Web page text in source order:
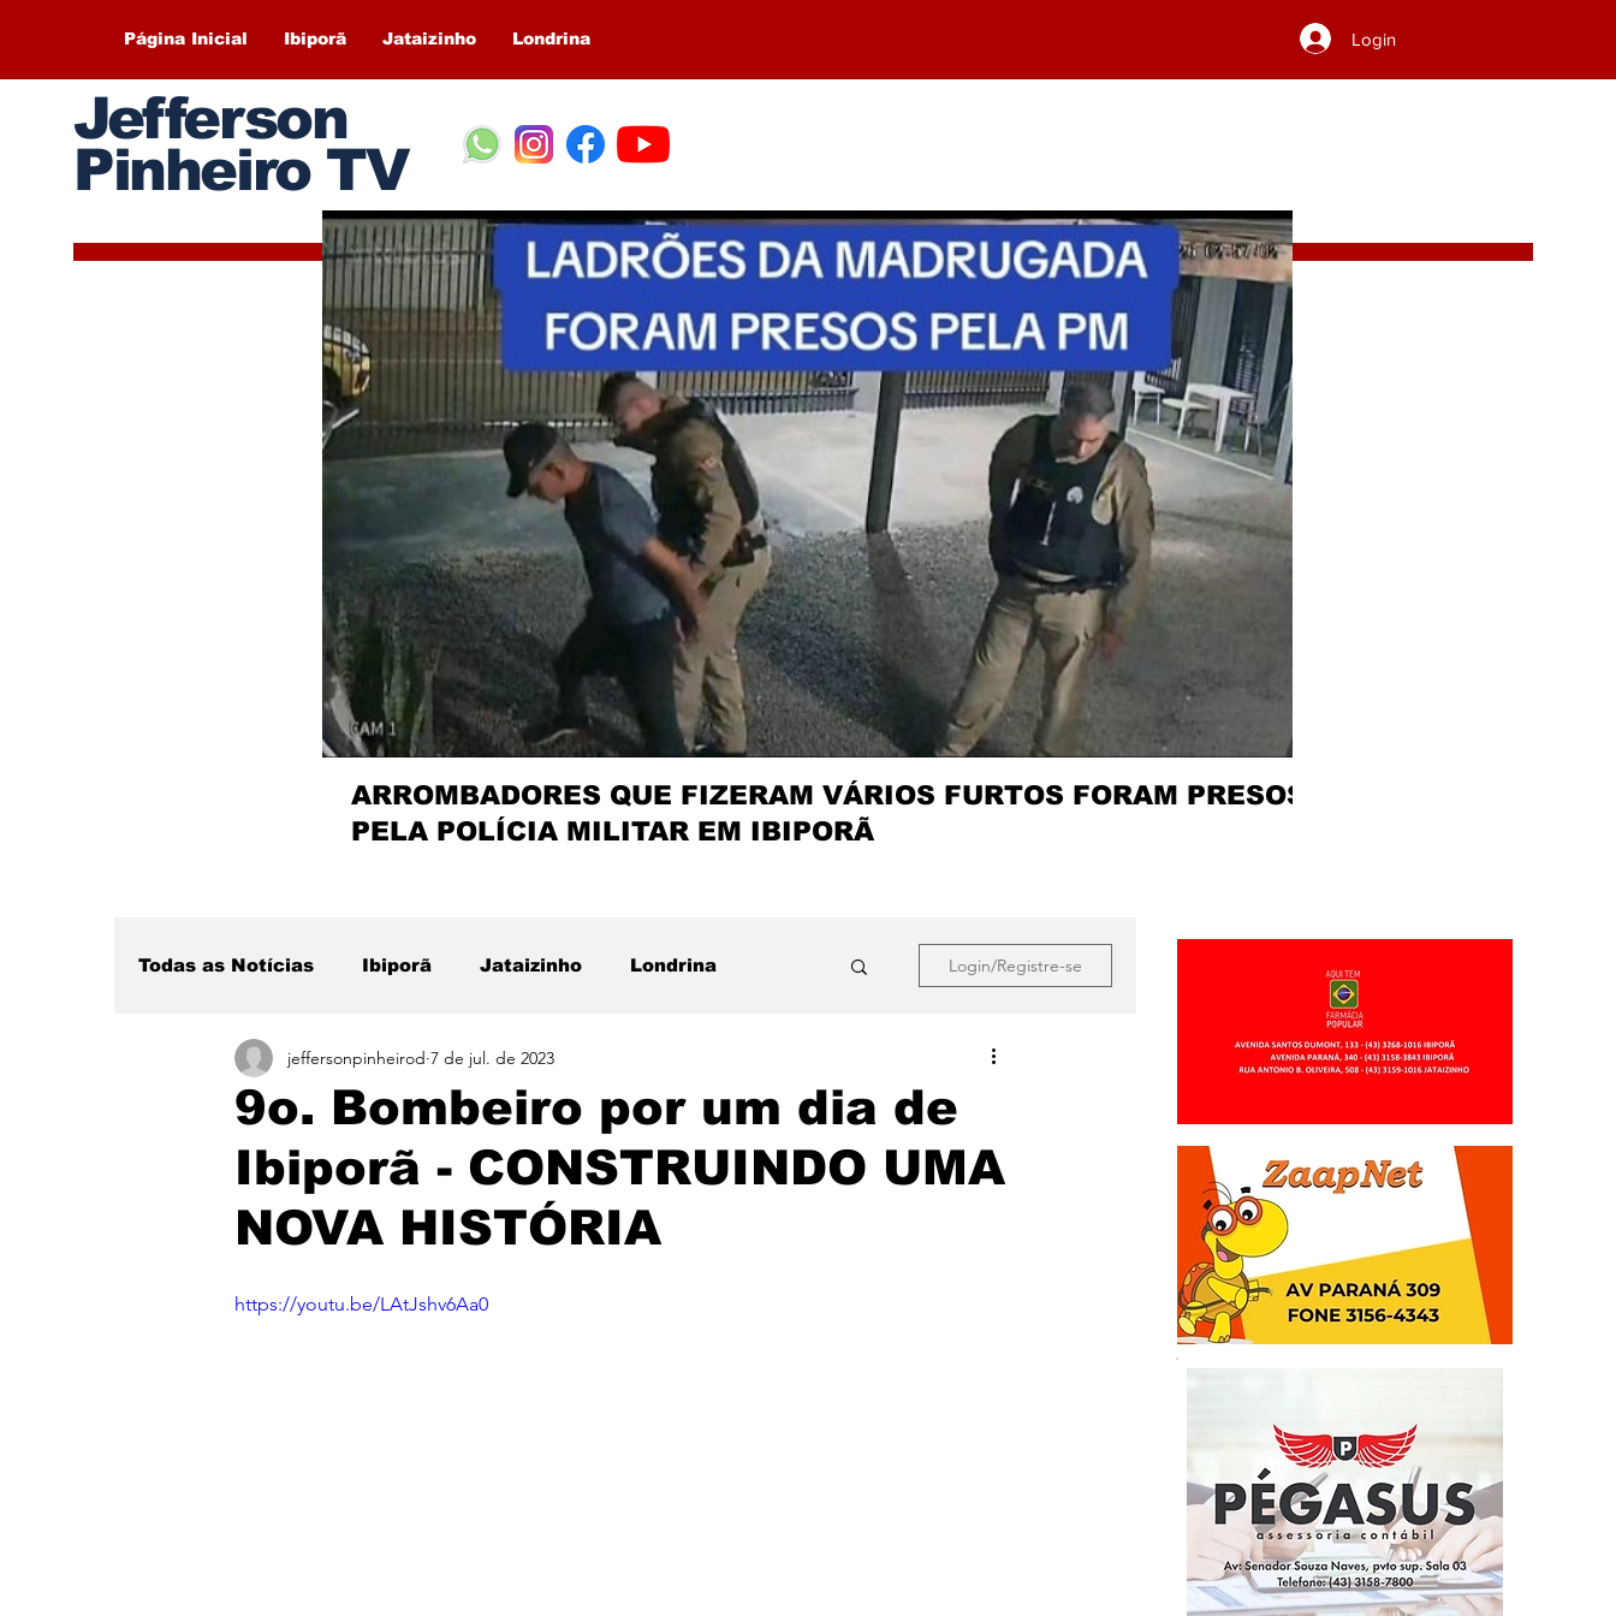
Página Inicial Ibiporã Jataizinho Londrina Login
Jefferson
Pinheiro TV
ARROMBADORES QUE FIZERAM VÁRIOS FURTOS FORAM PRESOS
PELA POLÍCIA MILITAR EM IBIPORÃ
Todas as Notícias Ibiporã Jataizinho Londrina
Região Sertanópolis Destaque
Login/Registre-se
9o. Bombeiro por um dia de
Ibiporã - CONSTRUINDO UMA
NOVA HISTÓRIA
jeffersonpinheirod 7 de jul. de 2023
https://youtu.be/LAtJshv6Aa0